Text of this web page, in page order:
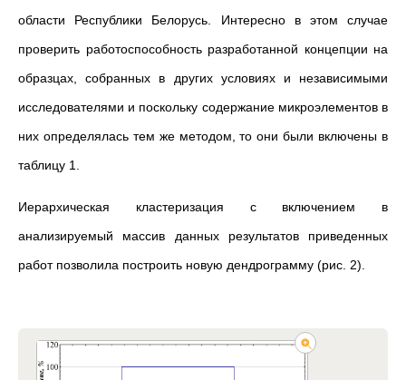
области Республики Белорусь. Интересно в этом случае
проверить работоспособность разработанной концепции на
образцах, собранных в других условиях и независимыми
исследователями и поскольку содержание микроэлементов в
них определялась тем же методом, то они были включены в
таблицу 1.
Иерархическая кластеризация с включением в
анализируемый массив данных результатов приведенных
работ позволила построить новую дендрограмму (рис. 2).